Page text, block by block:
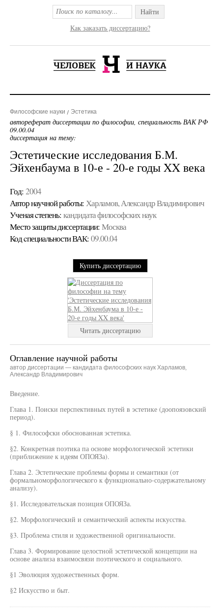
Найти
Как заказать диссертацию?
Философские науки Эстетика
автореферат диссертации по философии, специальность ВАК РФ
09.00.04
диссертация на тему:
Эстетические исследования Б.М.
Эйхенбаума в 10-е - 20-е годы XX века
Год: 2004
Автор научной работы: Харламов, Александр Владимирович
Ученая cтепень: кандидата философских наук
Место защиты диссертации: Москва
Код cпециальности ВАК: 09.00.04
Купить диссертацию
Читать диссертацию
Оглавление научной работы
автор диссертации — кандидата философских наук Харламов,
Александр Владимирович
Введение.
Глава 1. Поиски перспективных путей в эстетике (доопоязовский
период).
§ 1. Философски обоснованная эстетика.
§2. Конкретная поэтика па основе морфологической эстетики
(приближение к идеям ОПОЯЗа).
Глава 2. Эстетические проблемы формы и семантики (от
формальноморфологического к функционально-содержательному
анализу).
§1. Исследовательская позиция ОПОЯЗа.
§2. Морфологический и семантический аспекты искусства.
§3. Проблема стиля и художественной оригинальности.
Глава 3. Формирование целостной эстетической концепции на
основе анализа взаимосвязи поэтического и социального.
§1 Эволюция художественных форм.
§2 Искусство и быт.